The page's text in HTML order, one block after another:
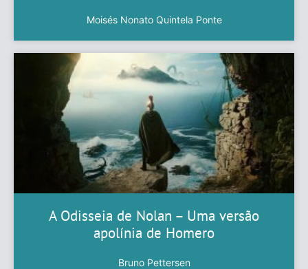
Moisés Nonato Quintela Ponte
A Odisseia de Nolan – Uma versão
apolínia de Homero
Bruno Pettersen